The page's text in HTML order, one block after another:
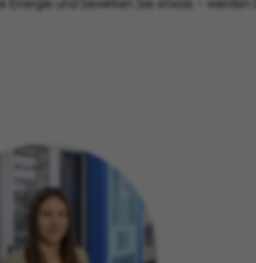
und bewirken Sie etwas – werden